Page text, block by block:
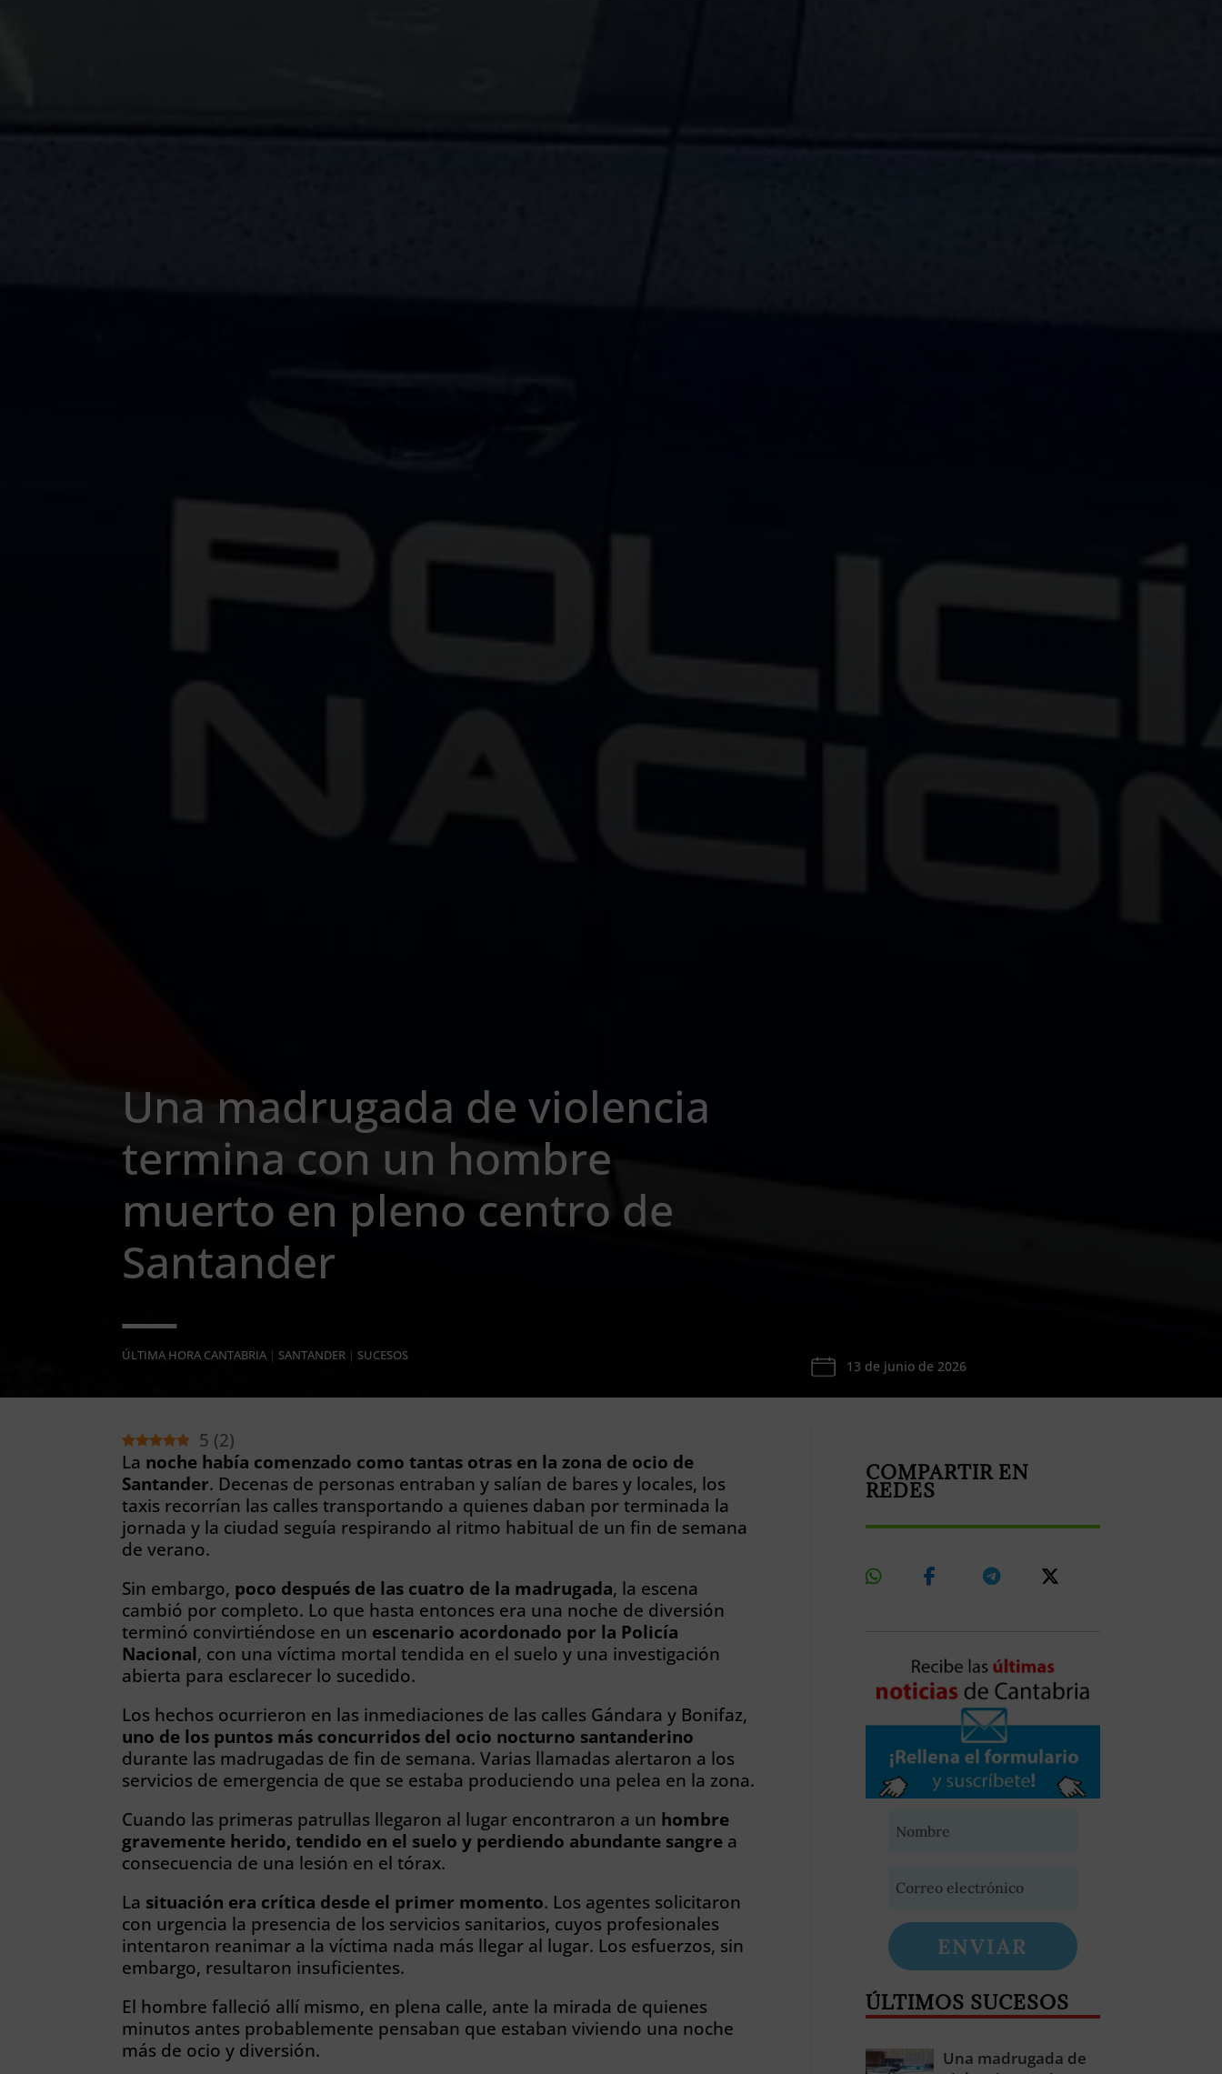
Una madrugada de violencia
termina con un hombre
muerto en pleno centro de
Santander
ÚLTIMA HORA CANTABRIA | SANTANDER | SUCESOS
13 de junio de 2026
5 (2)
La noche había comenzado como tantas otras en la zona de ocio de
Santander. Decenas de personas entraban y salían de bares y locales, los
taxis recorrían las calles transportando a quienes daban por terminada la
jornada y la ciudad seguía respirando al ritmo habitual de un fin de semana
de verano.
Sin embargo, poco después de las cuatro de la madrugada, la escena
cambió por completo. Lo que hasta entonces era una noche de diversión
terminó convirtiéndose en un escenario acordonado por la Policía
Nacional, con una víctima mortal tendida en el suelo y una investigación
abierta para esclarecer lo sucedido.
Los hechos ocurrieron en las inmediaciones de las calles Gándara y Bonifaz,
uno de los puntos más concurridos del ocio nocturno santanderino
durante las madrugadas de fin de semana. Varias llamadas alertaron a los
servicios de emergencia de que se estaba produciendo una pelea en la zona.
Cuando las primeras patrullas llegaron al lugar encontraron a un hombre
gravemente herido, tendido en el suelo y perdiendo abundante sangre a
consecuencia de una lesión en el tórax.
La situación era crítica desde el primer momento. Los agentes solicitaron
con urgencia la presencia de los servicios sanitarios, cuyos profesionales
intentaron reanimar a la víctima nada más llegar al lugar. Los esfuerzos, sin
embargo, resultaron insuficientes.
El hombre falleció allí mismo, en plena calle, ante la mirada de quienes
minutos antes probablemente pensaban que estaban viviendo una noche
más de ocio y diversión.
COMPARTIR EN
REDES
ENVIAR
ÚLTIMOS SUCESOS
Una madrugada de